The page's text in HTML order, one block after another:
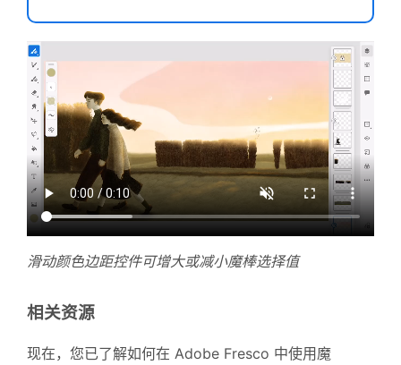
滑动颜色边距控件可增大或减小魔棒选择值
相关资源
现在，您已了解如何在 Adobe Fresco 中使用魔